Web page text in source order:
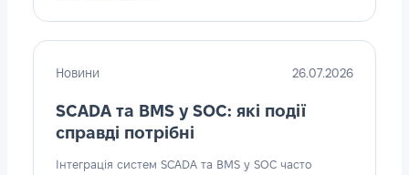
Новини 26.07.2026
SCADA та BMS у SOC: які події
справді потрібні
Інтеграція систем SCADA та BMS у SOC часто